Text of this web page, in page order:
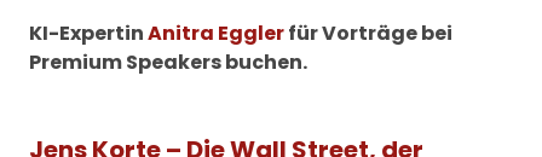
KI-ExpertinAnitra Egglerfür Vorträge bei
Premium Speakers buchen.
Jens Korte – Die Wall Street, der